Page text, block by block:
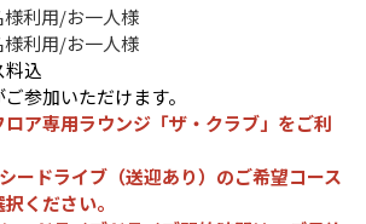
様利用/お一人様
様利用/お一人様
込
参加いただけます。
ア専用ラウンジ「ザ・クラブ」をご利
ードライブ（送迎あり）のご希望コース
ください。